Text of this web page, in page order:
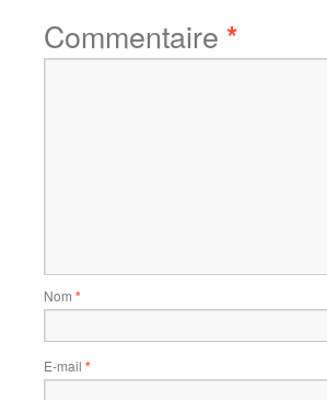
Commentaire *
Nom *
E-mail *